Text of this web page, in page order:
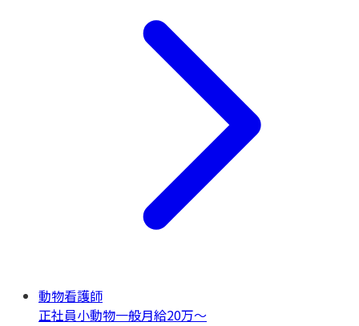
動物看護師
正社員小動物一般月給20万〜